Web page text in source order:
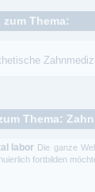
Thema:
Thema:
labor Die ganze
fortbilden